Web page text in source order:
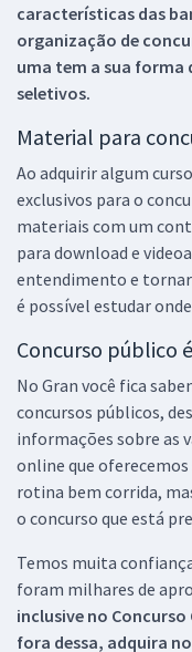
características das
organização de
uma tem a sua forma
seletivos.
Material para
Ao adquirir algum
exclusivos para o
materiais com um
para download e
entendimento e
é possível estudar
Concurso público
No Gran você fica
concursos públicos,
informações sobre as
online que oferecemos
rotina bem corrida,
o concurso que está
Temos muita
foram milhares de
inclusive no Concurso
fora dessa, adquira